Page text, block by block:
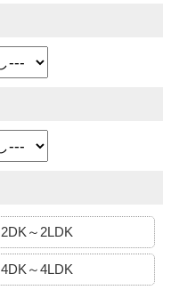
2DK～2LDK
4DK～4LDK